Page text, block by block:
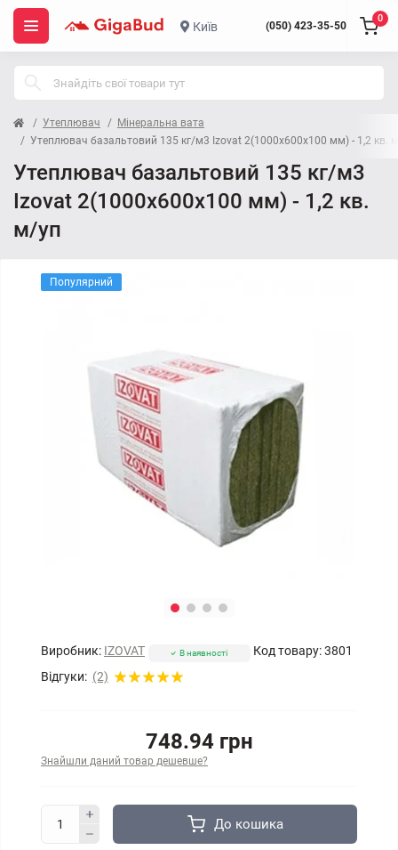
Київ (050) 423-35-50
0
Утеплювач
Мінеральна вата
Утеплювач базальтовий 135 кг/м3 Izovat 2(1000x600x100 мм) - 1,2 кв.
Утеплювач базальтовий 135 кг/м3
Izovat 2(1000x600x100 мм) - 1,2 кв.
м/уп
Популярний
Виробник: IZOVAT Код товару: 3801
Відгуки: (2)
В наявності
748.94 грн
Знайшли даний товар дешевше?
До кошика